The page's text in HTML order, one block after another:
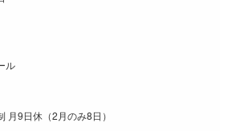
ル
月9日休（2月のみ8日）